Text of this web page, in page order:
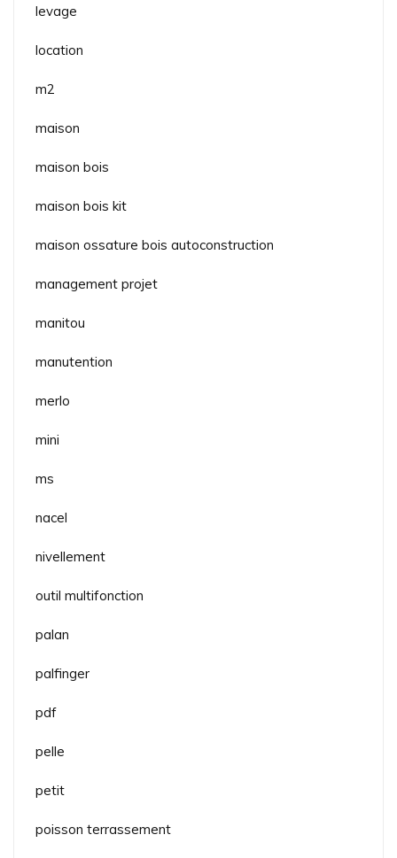
levage
location
m2
maison
maison bois
maison bois kit
maison ossature bois autoconstruction
management projet
manitou
manutention
merlo
mini
ms
nacel
nivellement
outil multifonction
palan
palfinger
pdf
pelle
petit
poisson terrassement